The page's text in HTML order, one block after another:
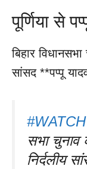
पूर्णिया से
बिहार
सांसद **पप्पू
#WATCH
सभा चुनाव
निर्दलीय